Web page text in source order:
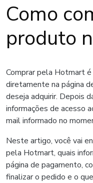
Como
produto
Comprar pela Hotmart
diretamente na página
deseja adquirir. Depois
informações de acesso
mail informado no
Neste artigo, você vai
pela Hotmart, quais
página de pagamento,
finalizar o pedido e o